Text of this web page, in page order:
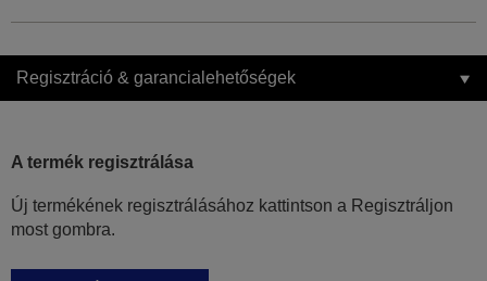
Regisztráció & garancialehetőségek
A termék regisztrálása
Új termékének regisztrálásához kattintson a Regisztráljon
most gombra.